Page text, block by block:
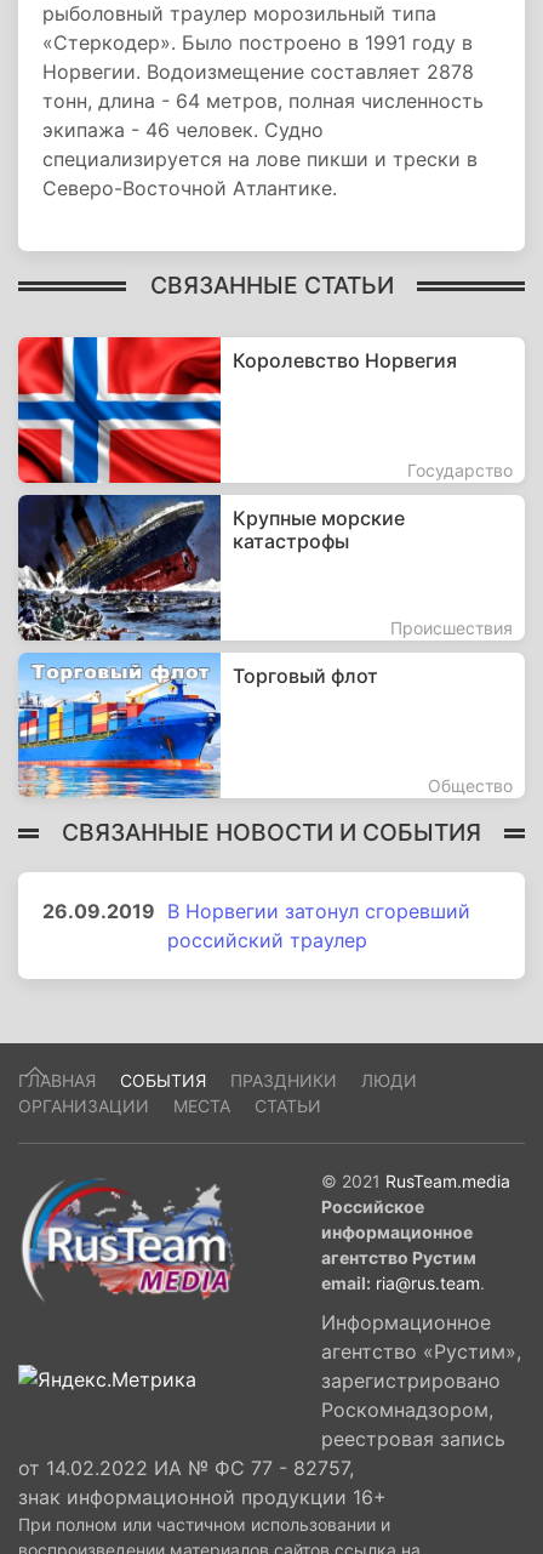
рыболовный траулер морозильный типа
«Стеркодер». Было построено в 1991 году в
Норвегии. Водоизмещение составляет 2878
тонн, длина - 64 метров, полная численность
экипажа - 46 человек. Судно
специализируется на лове пикши и трески в
Северо-Восточной Атлантике.
СВЯЗАННЫЕ СТАТЬИ
Королевство Норвегия
Государство
Крупные морские
катастрофы
Происшествия
Торговый флот
Общество
СВЯЗАННЫЕ НОВОСТИ И СОБЫТИЯ
26.09.2019 В Норвегии затонул сгоревший
российский траулер
ГЛАВНАЯ СОБЫТИЯ ПРАЗДНИКИ
ЛЮДИ
ОРГАНИЗАЦИИ
МЕСТА СТАТЬИ
© 2021 RusTeam.media
Российское
информационное
агентство Рустим
email: ria@rus.team.
Информационное
агентство «Рустим»,
зарегистрировано
Роскомнадзором,
реестровая запись
от 14.02.2022 ИА № ФС 77 - 82757,
знак информационной продукции 16+
При полном или частичном использовании и
воспроизведении материалов сайтов ссылка на